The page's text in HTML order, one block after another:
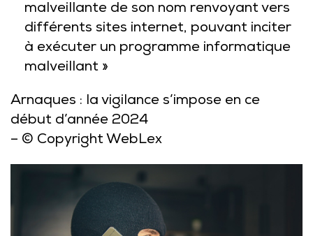
malveillante de son nom renvoyant vers
différents sites internet, pouvant inciter
à exécuter un programme informatique
malveillant »
Arnaques : la vigilance s’impose en ce
début d’année 2024
– © Copyright WebLex